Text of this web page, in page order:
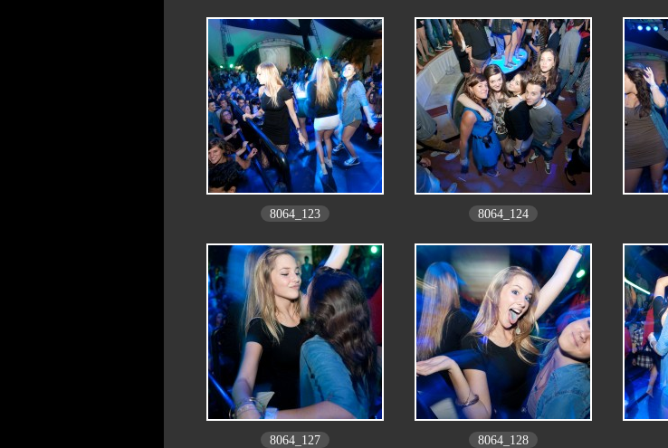
8064_123 8064_124
8064_127 8064_128